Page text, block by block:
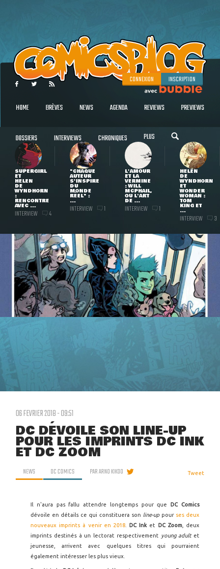
CONNEXION INSCRIPTION
HOME BRÈVES NEWS AGENDA REVIEWS PREVIEWS
DOSSIERS INTERVIEWS CHRONIQUES PLUS
SUPERGIRL
ET
HELEN
DE
WYNDHORN
:
RENCONTRE
AVEC ...
INTERVIEW 4
"CHAQUE
AUTEUR
S'INSPIRE
DU
MONDE
RÉEL" :
...
INTERVIEW 1
L'AMOUR
ET LA
VERMINE
: WILL
MCPHAIL,
OU L'ART
DE ...
INTERVIEW 1
HELEN
DE
WYNDHORN
ET
WONDER
WOMAN :
TOM
KING ET
...
INTERVIEW 3
06 FEVRIER 2018 - 09:51
DC DÉVOILE SON LINE-UP
POUR LES IMPRINTS DC INK
ET DC ZOOM
NEWS DC COMICS PARARNO KIKOO Tweet
Il n'aura pas fallu attendre longtemps pour que DC Comics
dévoile en détails ce qui constituera son line-up pour ses deux
nouveaux imprints à venir en 2018. DC Ink et DC Zoom, deux
imprints destinés à un lectorat respectivement young adultet
jeunesse, arrivent avec quelques titres qui pourraient
également intéresser les plus vieux.